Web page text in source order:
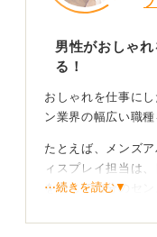
男性がおしゃ
る！
おしゃれを仕事に
ン業界の幅広い職
たとえば、メンズ
ィスプレイ担当は
を通じて自分のセ
バイヤーやマーチ
⋯続きを読む▼